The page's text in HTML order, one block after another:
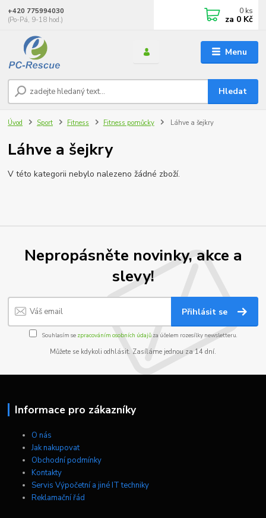
Menu
Hledat
+420 775994030
(Po-Pá, 9-18 hod.)
0 ks
za 0 Kč
Úvod Sport Fitness Fitness pomůcky Láhve a šejkry
Láhve a šejkry
V této kategorii nebylo nalezeno žádné zboží.
Nepropásněte novinky, akce a
slevy!
Přihlásit se
Souhlasím se zpracováním osobních údajůza účelem rozesílky newsletteru.
Můžete se kdykoli odhlásit. Zasíláme jednou za 14 dní.
Informace pro zákazníky
O nás
Jak nakupovat
Obchodní podmínky
Kontakty
Servis Výpočetní a jiné IT techniky
Reklamační řád